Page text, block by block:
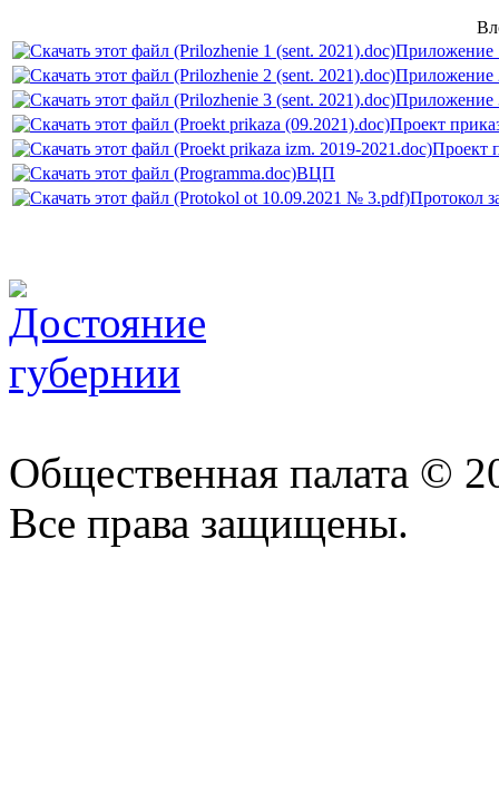
Приложение
Приложение
Приложение
Проект
Проект
ВЦП
Протокол
Общественная палата ©
Все права защищены.